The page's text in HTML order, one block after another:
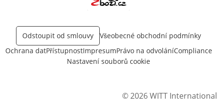
Odstoupit od smlouvy
Všeobecné obchodní podmínky
Ochrana datPřístupnostImpresumPrávo na odvoláníCompliance
Nastavení souborů cookie
© 2026 WITT International